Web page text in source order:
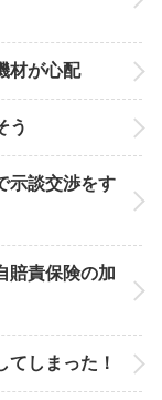
材が心配
う
示談交渉をす
賠責保険の加
しまった！